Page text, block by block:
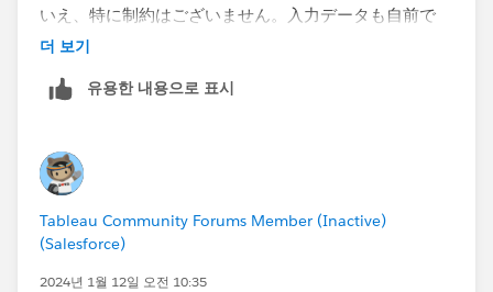
いえ、特に制約はございません。入力データも自前で
Pythonで加工して準備したものになりますので、デー
Tableau Prepの知識がないため、曖昧ですが利用できな
い認識です。社用PCにはTableau Desktopのみが入って
おり、他ソフトのインストールなどは審査が必要になる
ため、導入が難しい状況です。
1番の回答にもある通り、データの前処理はPythonで可
더 보기
유용한 내용으로 표시
Tableau Community Forums Member (Inactive)
(Salesforce)
2024년 1월 12일 오전 10:35